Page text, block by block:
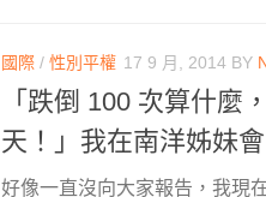
國際 / 性別平權 17 9 月, 2014 BY
「跌倒 100 次算什麼
天！」我在南洋姊妹
好像一直沒向大家報告，我現